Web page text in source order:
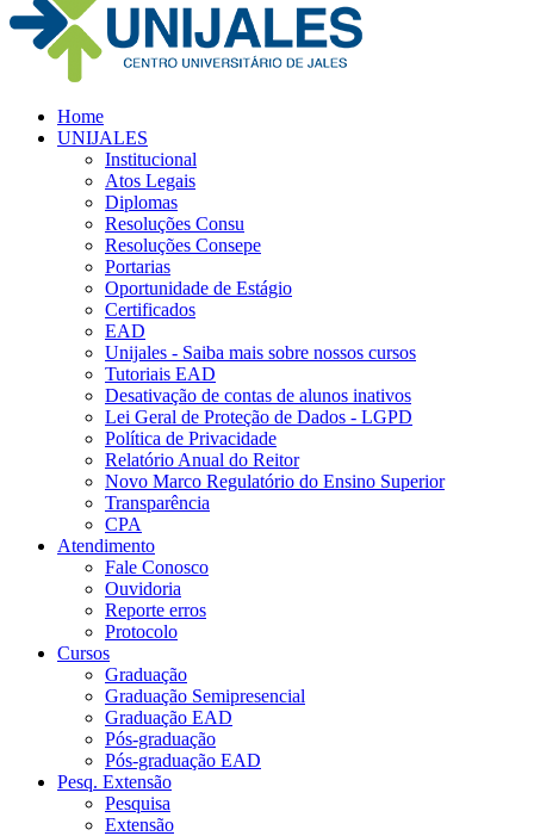
Home
UNIJALES
Institucional
Atos Legais
Diplomas
Resoluções Consu
Resoluções Consepe
Portarias
Oportunidade de Estágio
Certificados
EAD
Unijales - Saiba mais sobre nossos cursos
Tutoriais EAD
Desativação de contas de alunos inativos
Lei Geral de Proteção de Dados - LGPD
Política de Privacidade
Relatório Anual do Reitor
Novo Marco Regulatório do Ensino Superior
Transparência
CPA
Atendimento
Fale Conosco
Ouvidoria
Reporte erros
Protocolo
Cursos
Graduação
Graduação Semipresencial
Graduação EAD
Pós-graduação
Pós-graduação EAD
Pesq. Extensão
Pesquisa
Extensão